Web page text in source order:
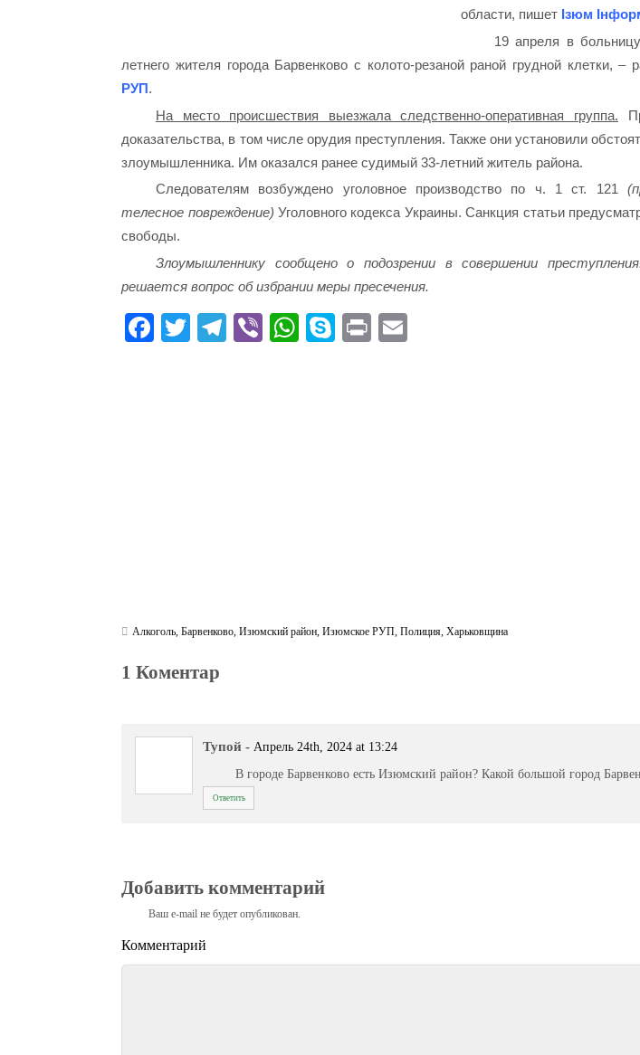
области, пишет Ізюм
19 апреля в
летнего жителя города Барвенково с колото-резаной раной грудной клетки, –
РУП.
На место происшествия выезжала следственно-оперативная группа.
доказательства, в том числе орудия преступления. Также они установили
злоумышленника. Им оказался ранее судимый 33-летний житель района.
Следователям возбуждено уголовное производство по ч. 1 ст. 121
телесное повреждение) Уголовного кодекса Украины. Санкция статьи
свободы.
Злоумышленнику сообщено о подозрении в совершении
решается вопрос об избрании меры пресечения.
Fa T
Te Vi
W
S
Pr
Алкоголь,Барвенково,Изюмский район,Изюмское РУП,Полиция,Харьковщина
1 Коментар
Тупой - Апрель 24th, 2024 at 13:24
В городе Барвенково есть Изюмский район? Какой большой город
Ответить
Добавить комментарий
Ваш e-mail не будет опубликован.
Комментарий